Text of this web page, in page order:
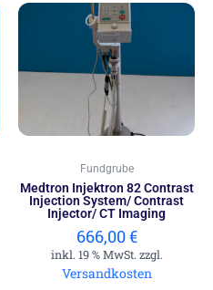
€.
Fundgrube
Medtron Injektron 82 Contrast
Injection System/ Contrast
Injector/ CT Imaging
666,00€
inkl. 19 % MwSt. zzgl.
Versandkosten